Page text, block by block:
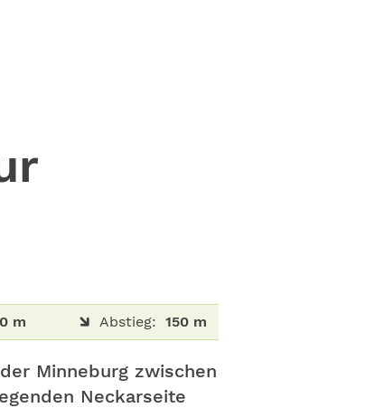
m Abstieg: 150 m
Minneburg zwischen
Neckarseite